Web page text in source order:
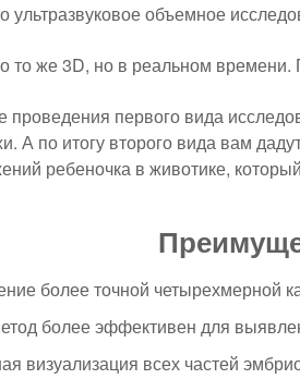
ультразвуковое объемное
то же 3D, но в реальном
проведения первого вида
А по итогу второго вида вам
ребеночка в животике,
более точной четырехмерной
более эффективен для
визуализация всех частей